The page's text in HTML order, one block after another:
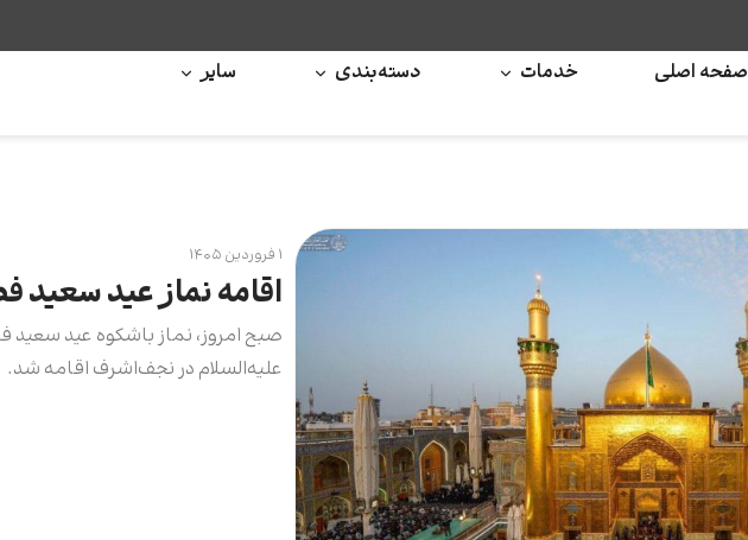
صفحه اصلی خدمات دسته‌بندی سایر
۱ فروردین ۱۴۰۵
اقامه نماز عید سعید
صبح امروز، نماز باشکوه عید سعید
علیه‌السلام در نجف‌اشرف اقامه شد.